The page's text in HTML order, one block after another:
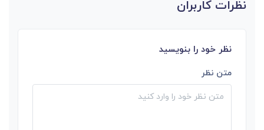
نظرات کاربران
نظر خود را بنویسید
متن نظر